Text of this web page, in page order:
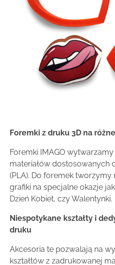
Foremki z druku 3D na
Foremki IMAGO
materiałów dostosowanych
(PLA). Do foremek
grafiki na specjalne okazje
Dzień Kobiet, czy Walentynki.
Niespotykane kształty i
druku
Akcesoria te pozwalają na
kształtów z zadrukowanej